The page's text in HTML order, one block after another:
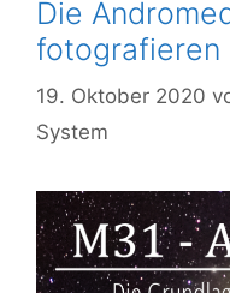
Die
fotografieren
19. Oktober 2020
System